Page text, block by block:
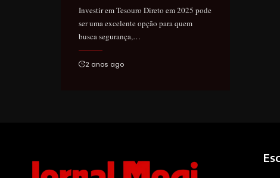
Investir em Tesouro Direto em 2025 pode
ser uma excelente opção para quem
busca segurança,…
2 anos ago